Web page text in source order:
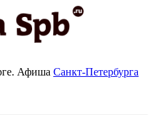
Афиша Санкт-Петербурга